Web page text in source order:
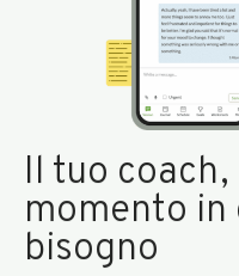
Il tuo
momento in
bisogno